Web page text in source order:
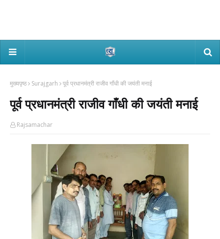
मुख्यपृष्ठ Surajgarh पूर्व प्रधानमंत्री राजीव गाँधी की जयंती मनाई
पूर्व प्रधानमंत्री राजीव गाँधी की जयंती मनाई
Rajsamachar